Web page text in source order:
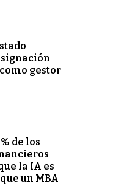
gestor
de los
la IA es
un MBA